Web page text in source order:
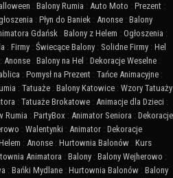
: Balony Rumia : Auto Moto : Prezent :
: Płyn do Baniek : Anonse : Balony
Gdańsk : Balony z Helem : Ogłoszenia :
: Firmy : Świecące Balony : Solidne Firmy : Hel
: Anonse : Balony na Hel : Dekoracje Weselne :
: Pomysł na Prezent : Tańce Animacyjne :
: Tatuaże : Balony Katowice : Wzory Tatuaży
: Tatuaże Brokatowe : Animacje dla Dzieci :
Rumia : PartyBox : Animator Seniora : Dekoracje
: Walentynki : Animator : Dekoracje
: Anonse : Hurtownia Balonów : Kurs
Animatora : Balony : Balony Wejherowo :
: Bańki Mydlane : Hurtownia Balonów : Balony